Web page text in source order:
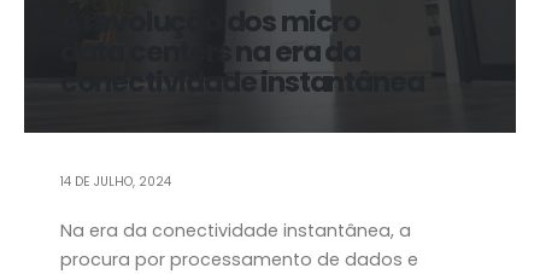
A revolução dos micro
data centers na era da
conectividade instantânea
14 DE JULHO, 2024
Na era da conectividade instantânea, a
procura por processamento de dados e